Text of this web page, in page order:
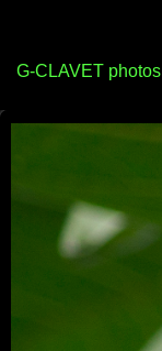
G-CLAVET photos